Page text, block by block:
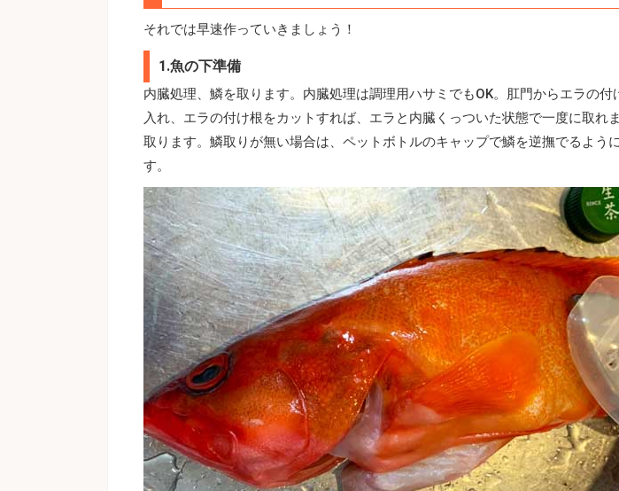
それでは早速作っていきましょう！
1.魚の下準備
内臓処理、鱗を取ります。内臓処理は調理用ハサミでもOK。肛門からエラの付
入れ、エラの付け根をカットすれば、エラと内臓くっついた状態で一度に取れ
取ります。鱗取りが無い場合は、ペットボトルのキャップで鱗を逆撫でるよう
す。